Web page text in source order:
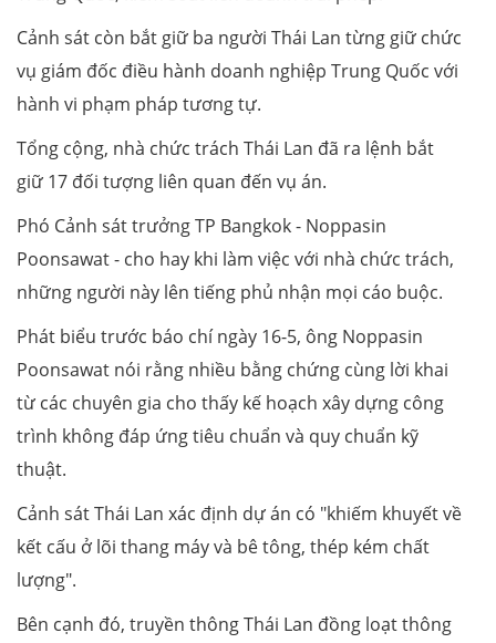
Cảnh sát còn bắt giữ ba người Thái Lan từng giữ chức
vụ giám đốc điều hành doanh nghiệp Trung Quốc với
hành vi phạm pháp tương tự.
Tổng cộng, nhà chức trách Thái Lan đã ra lệnh bắt
giữ 17 đối tượng liên quan đến vụ án.
Phó Cảnh sát trưởng TP Bangkok - Noppasin
Poonsawat - cho hay khi làm việc với nhà chức trách,
những người này lên tiếng phủ nhận mọi cáo buộc.
Phát biểu trước báo chí ngày 16-5, ông Noppasin
Poonsawat nói rằng nhiều bằng chứng cùng lời khai
từ các chuyên gia cho thấy kế hoạch xây dựng công
trình không đáp ứng tiêu chuẩn và quy chuẩn kỹ
thuật.
Cảnh sát Thái Lan xác định dự án có "khiếm khuyết về
kết cấu ở lõi thang máy và bê tông, thép kém chất
lượng".
Bên cạnh đó, truyền thông Thái Lan đồng loạt thông